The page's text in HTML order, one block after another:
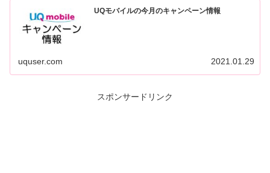
UQモバイルの今月のキャンペーン情報
uquser.com 2021.01.29
スポンサードリンク